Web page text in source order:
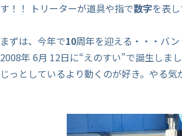
す！！ トリーターが道具や指で数字を表
まずは、今年で10周年を迎える・・・バ
2008年 6月 12日に“えのすい”で誕生しまし
じっとしているより動くのが好き。やる